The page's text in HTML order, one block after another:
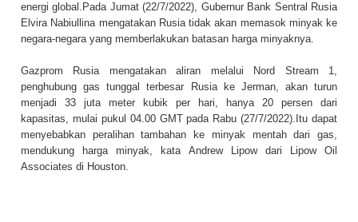
energi global.Pada Jumat (22/7/2022), Gubernur Bank Sentral Rusia
Elvira Nabiullina mengatakan Rusia tidak akan memasok minyak ke
negara-negara yang memberlakukan batasan harga minyaknya.
Gazprom Rusia mengatakan aliran melalui Nord Stream 1,
penghubung gas tunggal terbesar Rusia ke Jerman, akan turun
menjadi 33 juta meter kubik per hari, hanya 20 persen dari
kapasitas, mulai pukul 04.00 GMT pada Rabu (27/7/2022).Itu dapat
menyebabkan peralihan tambahan ke minyak mentah dari gas,
mendukung harga minyak, kata Andrew Lipow dari Lipow Oil
Associates di Houston.